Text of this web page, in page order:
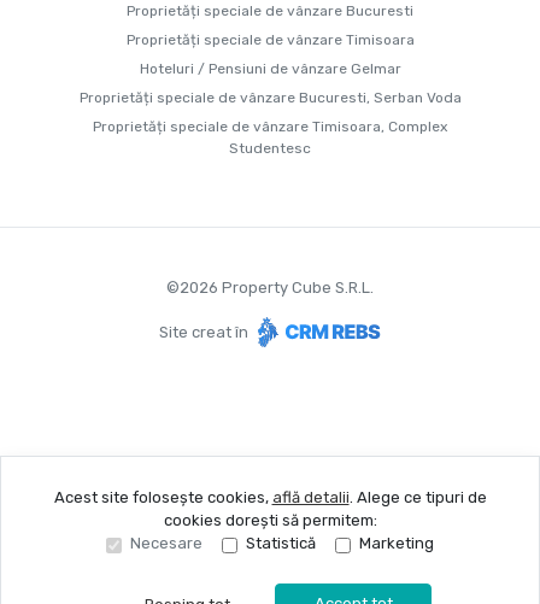
Proprietăți speciale de vânzare Bucuresti
Proprietăți speciale de vânzare Timisoara
Hoteluri / Pensiuni de vânzare Gelmar
Proprietăți speciale de vânzare Bucuresti, Serban Voda
Proprietăți speciale de vânzare Timisoara, Complex
Studentesc
©2026 Property Cube S.R.L.
Site creat în
Acest site folosește cookies, află detalii. Alege ce tipuri de
cookies dorești să permitem:
Necesare
Statistică Marketing